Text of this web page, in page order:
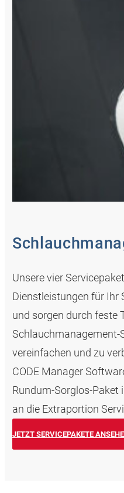
Unsere vier
Dienstleistungen für Ihr
und sorgen durch feste
Schlauchmanagement-
vereinfachen und zu
CODE Manager
Rundum-Sorglos-
an die Extraportion
JETZT SERVICEPAKETE